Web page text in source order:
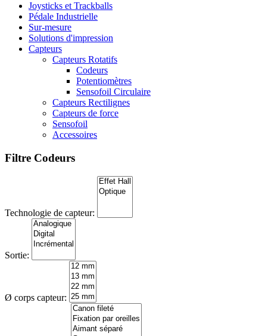
Joysticks et Trackballs
Pédale Industrielle
Sur-mesure
Solutions d'impression
Capteurs
Capteurs Rotatifs
Codeurs
Potentiomètres
Sensofoil Circulaire
Capteurs Rectilignes
Capteurs de force
Sensofoil
Accessoires
Filtre Codeurs
Technologie de capteur:
Sortie:
Ø corps capteur: